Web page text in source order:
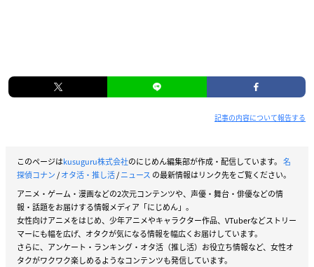
記事の内容について報告する
このページはkusuguru株式会社のにじめん編集部が作成・配信しています。 名
探偵コナン/オタ活・推し活/ニュース の最新情報はリンク先をご覧ください。
アニメ・ゲーム・漫画などの2次元コンテンツや、声優・舞台・俳優などの情
報・話題をお届けする情報メディア「にじめん」。
女性向けアニメをはじめ、少年アニメやキャラクター作品、VTuberなどストリー
マーにも幅を広げ、オタクが気になる情報を幅広くお届けしています。
さらに、アンケート・ランキング・オタ活（推し活）お役立ち情報など、女性オ
タクがワクワク楽しめるようなコンテンツも発信しています。